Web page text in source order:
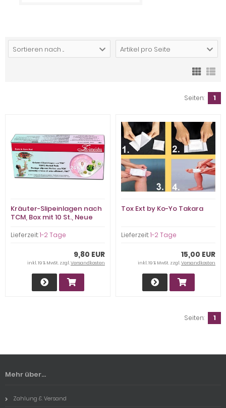
Sortieren nach ... Artikel pro Seite
Seiten: 1
Kräuter-Slipeinlagen nach
TCM, Box mit 10 St., Neue
Lieferzeit:1-2 Tage
9,80 EUR
inkl. 19 % MwSt. zzgl.Versandkosten
Tox Ext by Ko-Yo Takara
Lieferzeit:1-2 Tage
15,00 EUR
inkl. 19 % MwSt. zzgl.Versandkosten
Seiten: 1
Mehr über...
Zahlung & Versand